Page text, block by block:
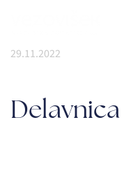
29.11.2022